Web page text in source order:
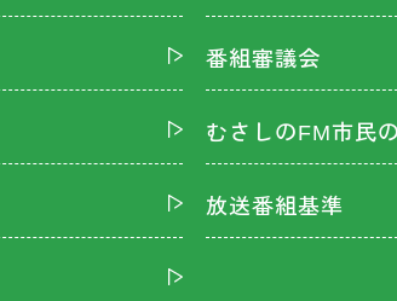
番組審議会
むさしのFM市民
放送番組基準